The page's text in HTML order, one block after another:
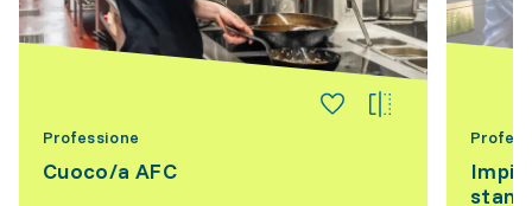
Professione
Cuoco/a AFC